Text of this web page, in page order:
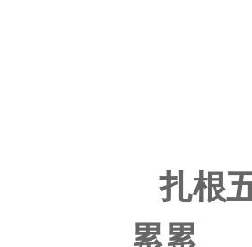
扎根
累累